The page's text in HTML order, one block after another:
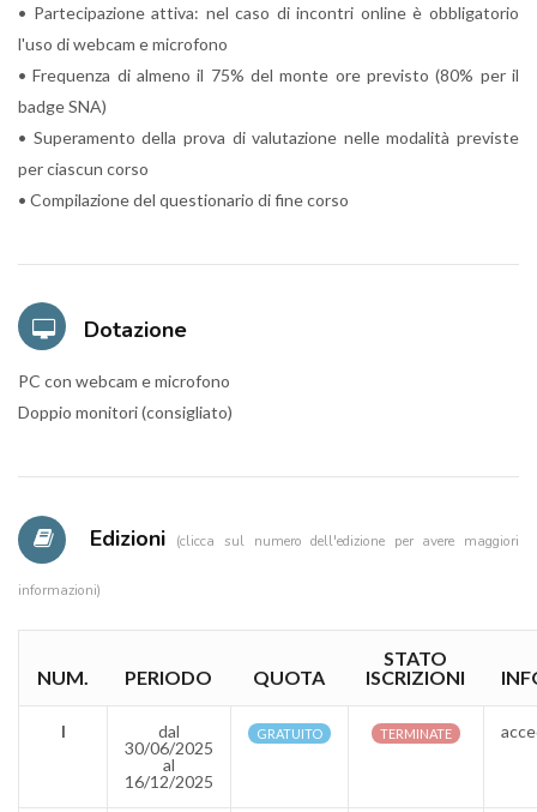
• Partecipazione attiva: nel caso di incontri online è obbligatorio
l'uso di webcam e microfono
• Frequenza di almeno il 75% del monte ore previsto (80% per il
badge SNA)
• Superamento della prova di valutazione nelle modalità previste
per ciascun corso
• Compilazione del questionario di fine corso
Dotazione
PC con webcam e microfono
Doppio monitori (consigliato)
Edizioni (clicca sul numero dell'edizione per avere maggiori
informazioni)
NUM. PERIODO QUOTA
STATO
ISCRIZIONI
I
dal
30/06/2025
al
16/12/2025
GRATUITO TERMINATE